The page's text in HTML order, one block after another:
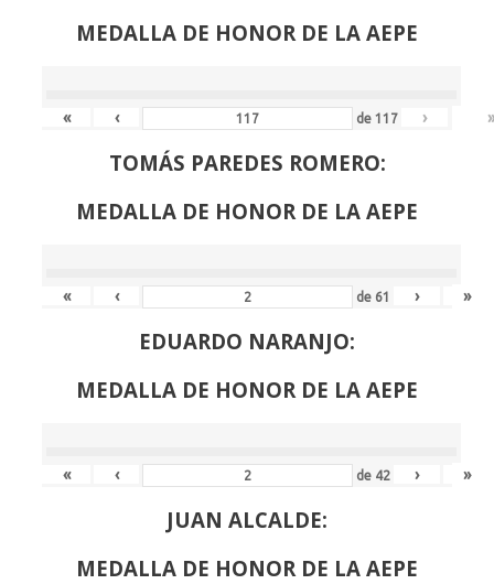
MEDALLA DE HONOR DE LA AEPE
« ‹ de117 ›
TOMÁS PAREDES ROMERO:
MEDALLA DE HONOR DE LA AEPE
« ‹ de 61 › »
EDUARDO NARANJO:
MEDALLA DE HONOR DE LA AEPE
« ‹ de 42 › »
JUAN ALCALDE:
MEDALLA DE HONOR DE LA AEPE